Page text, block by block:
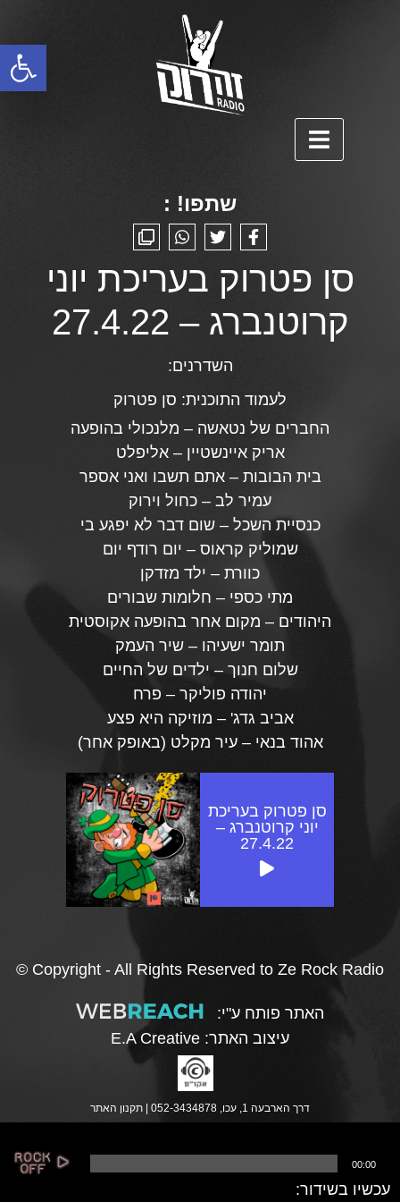
פתח סרגל נגישות
שתפו! :
סן פטרוק בעריכת יוני
קרוטנברג – 27.4.22
השדרנים:
לעמוד התוכנית: סן פטרוק
החברים של נטאשה – מלנכולי בהופעה
אריק איינשטיין – אליפלט
בית הבובות – אתם תשבו ואני אספר
עמיר לב – כחול וירוק
כנסיית השכל – שום דבר לא יפגע בי
שמוליק קראוס – יום רודף יום
כוורת – ילד מזדקן
מתי כספי – חלומות שבורים
היהודים – מקום אחר בהופעה אקוסטית
תומר ישעיהו – שיר העמק
שלום חנוך – ילדים של החיים
יהודה פוליקר – פרח
אביב גדג' – מוזיקה היא פצע
אהוד בנאי – עיר מקלט (באופק אחר)
סן פטרוק בעריכת
יוני קרוטנברג –
27.4.22
© Copyright - All Rights Reserved to Ze Rock Radio
האתר פותח ע"י:
עיצוב האתר: E.A Creative
דרך הארבעה 1, עכו, 052-3434878 | תקנון האתר
00:00
עכשיו בשידור: